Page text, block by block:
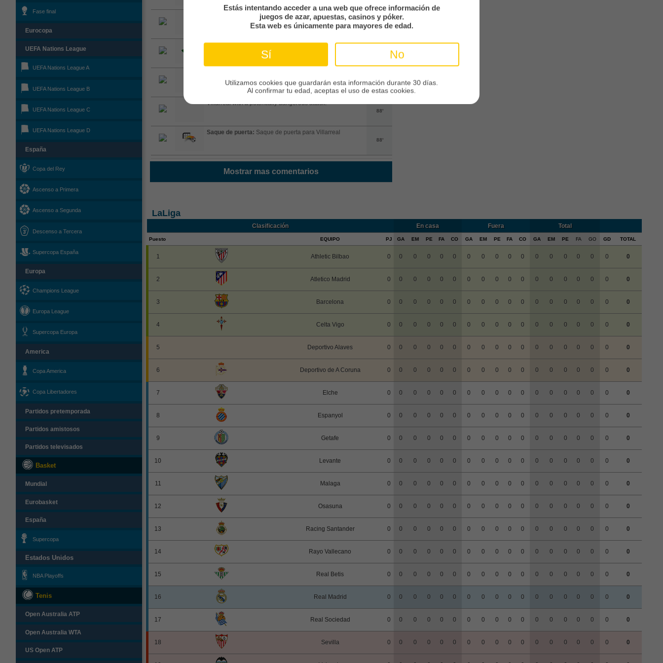
Fase final
Eurocopa
UEFA Nations League
UEFA Nations League A
UEFA Nations League B
UEFA Nations League C
UEFA Nations League D
España
Copa del Rey
Ascenso a Primera
Ascenso a Segunda
Descenso a Tercera
Supercopa España
Europa
Champions League
Europa League
Supercopa Europa
America
Copa America
Copa Libertadores
Partidos pretemporada
Partidos amistosos
Partidos televisados
Basket
Mundial
Eurobasket
España
Supercopa
Estados Unidos
NBA Playoffs
Tenis
Open Australia ATP
Open Australia WTA
US Open ATP
Luka Modric from Real Madrid intercepts a cross
aimed towards the box.
88'
Córner:Alejandro Baena from Villarreal takes a short
corner kick from the left.
cross aimed towards the box.
88'
Villarreal with a potentially dangerous attack.
88'
Saque de puerta: Saque de puerta para Villarreal
88'
Mostrar mas comentarios
LaLiga
Clasificación En casa Fuera Total
Puesto EQUIPO PJ GA EM PE FA CO GA EM PE FA CO GA EM PE FA GO GD TOTAL
1 Athletic Bilbao 0 0 0 0 0 0 0 0 0 0 0 0 0 0 0 0 0 0
2 Atletico Madrid 0 0 0 0 0 0 0 0 0 0 0 0 0 0 0 0 0 0
3 Barcelona 0 0 0 0 0 0 0 0 0 0 0 0 0 0 0 0 0 0
4 Celta Vigo 0 0 0 0 0 0 0 0 0 0 0 0 0 0 0 0 0 0
5 Deportivo Alaves 0 0 0 0 0 0 0 0 0 0 0 0 0 0 0 0 0 0
6 Deportivo de A Coruna 0 0 0 0 0 0 0 0 0 0 0 0 0 0 0 0 0 0
7 Elche 0 0 0 0 0 0 0 0 0 0 0 0 0 0 0 0 0 0
8 Espanyol 0 0 0 0 0 0 0 0 0 0 0 0 0 0 0 0 0 0
9 Getafe 0 0 0 0 0 0 0 0 0 0 0 0 0 0 0 0 0 0
10 Levante 0 0 0 0 0 0 0 0 0 0 0 0 0 0 0 0 0 0
11 Malaga 0 0 0 0 0 0 0 0 0 0 0 0 0 0 0 0 0 0
12 Osasuna 0 0 0 0 0 0 0 0 0 0 0 0 0 0 0 0 0 0
13 Racing Santander 0 0 0 0 0 0 0 0 0 0 0 0 0 0 0 0 0 0
14 Rayo Vallecano 0 0 0 0 0 0 0 0 0 0 0 0 0 0 0 0 0 0
15 Real Betis 0 0 0 0 0 0 0 0 0 0 0 0 0 0 0 0 0 0
16 Real Madrid 0 0 0 0 0 0 0 0 0 0 0 0 0 0 0 0 0 0
17 Real Sociedad 0 0 0 0 0 0 0 0 0 0 0 0 0 0 0 0 0 0
18 Sevilla 0 0 0 0 0 0 0 0 0 0 0 0 0 0 0 0 0 0
Estás intentando acceder a una web que ofrece información de
juegos de azar, apuestas, casinos y póker.
Esta web es únicamente para mayores de edad.
Sí No
Utilizamos cookies que guardarán esta información durante 30 días.
Al confirmar tu edad, aceptas el uso de estas cookies.